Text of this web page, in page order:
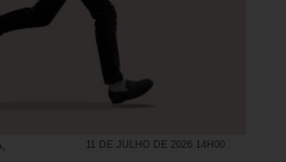
,
11 DE JULHO DE 2026 14H00